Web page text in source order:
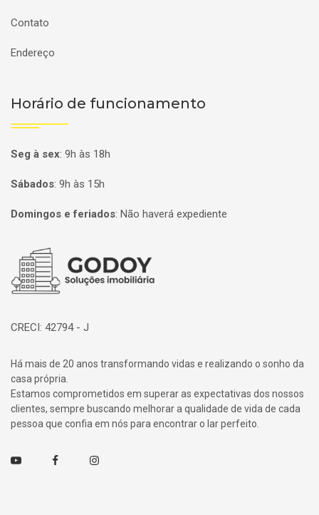
Contato
Endereço
Horário de funcionamento
Seg à sex: 9h às 18h
Sábados: 9h às 15h
Domingos e feriados: Não haverá expediente
Página inicial
CRECI: 42794 - J
Há mais de 20 anos transformando vidas e realizando o sonho da
casa própria.
Estamos comprometidos em superar as expectativas dos nossos
clientes, sempre buscando melhorar a qualidade de vida de cada
pessoa que confia em nós para encontrar o lar perfeito.
Youtube FacebookInstagram